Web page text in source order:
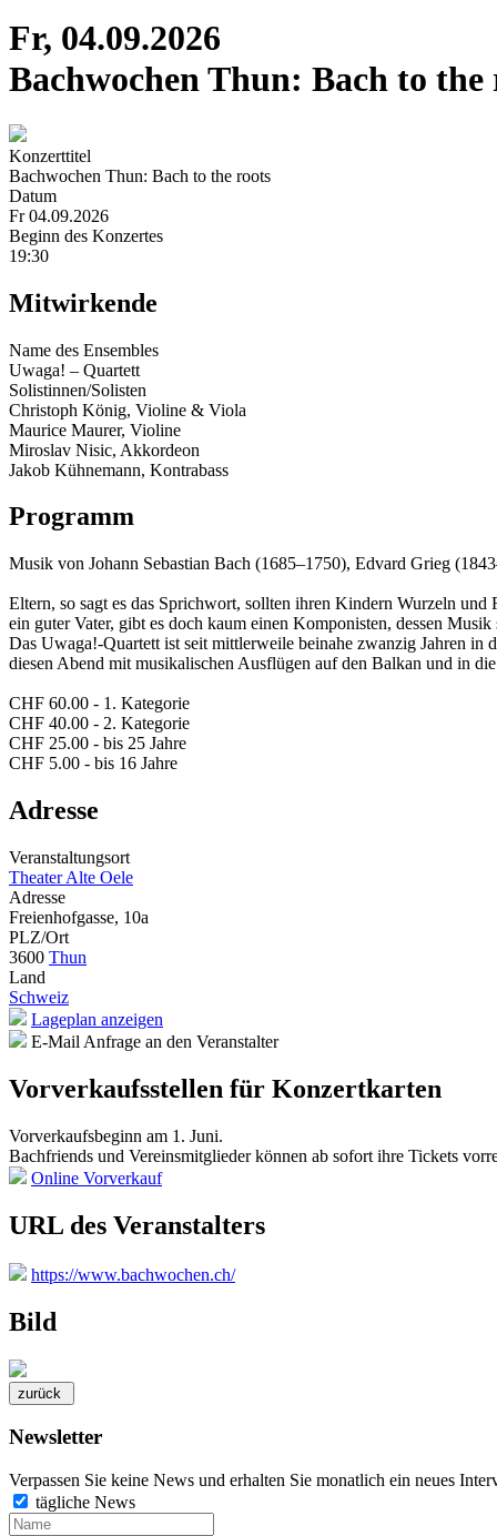
Fr, 04.09.2026
Bachwochen Thun: Bach to the
Konzerttitel
Bachwochen Thun: Bach to the roots
Datum
Fr 04.09.2026
Beginn des Konzertes
19:30
Mitwirkende
Name des Ensembles
Uwaga! – Quartett
Solistinnen/Solisten
Christoph König, Violine & Viola
Maurice Maurer, Violine
Miroslav Nisic, Akkordeon
Jakob Kühnemann, Kontrabass
Programm
Musik von Johann Sebastian Bach (1685–1750), Edvard Grieg
Eltern, so sagt es das Sprichwort, sollten ihren Kindern Wurzeln
ein guter Vater, gibt es doch kaum einen Komponisten, dessen
Das Uwaga!-Quartett ist seit mittlerweile beinahe zwanzig Jahren
diesen Abend mit musikalischen Ausflügen auf den Balkan und in
CHF 60.00 - 1. Kategorie
CHF 40.00 - 2. Kategorie
CHF 25.00 - bis 25 Jahre
CHF 5.00 - bis 16 Jahre
Adresse
Veranstaltungsort
Theater Alte Oele
Adresse
Freienhofgasse, 10a
PLZ/Ort
3600 Thun
Land
Schweiz
Lageplan anzeigen
E-Mail Anfrage an den Veranstalter
Vorverkaufsstellen für Konzertkarten
Vorverkaufsbeginn am 1. Juni.
Bachfriends und Vereinsmitglieder können ab sofort ihre Tickets
Online Vorverkauf
URL des Veranstalters
https://www.bachwochen.ch/
Bild
Newsletter
Verpassen Sie keine News und erhalten Sie monatlich ein neues
tägliche News